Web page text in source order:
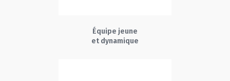
Équipe jeune
et dynamique